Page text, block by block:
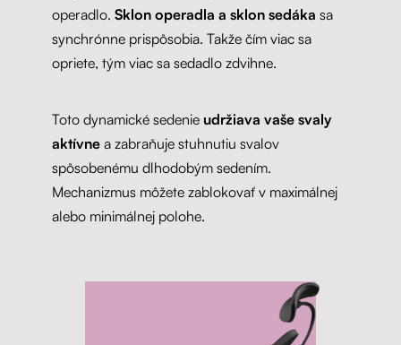
operadlo. Sklon operadla a sklon sedáka sa
synchrónne prispôsobia. Takže čím viac sa
opriete, tým viac sa sedadlo zdvihne.
Toto dynamické sedenie udržiava vaše svaly
aktívnea zabraňuje stuhnutiu svalov
spôsobenému dlhodobým sedením.
Mechanizmus môžete zablokovať v maximálnej
alebo minimálnej polohe.